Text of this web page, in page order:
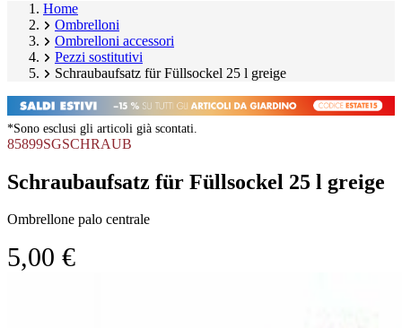
Home
Ombrelloni
Ombrelloni accessori
Pezzi sostitutivi
Schraubaufsatz für Füllsockel 25 l greige
*Sono esclusi gli articoli già scontati.
85899SGSCHRAUB
Schraubaufsatz für Füllsockel 25 l greige
Ombrellone palo centrale
5,00 €